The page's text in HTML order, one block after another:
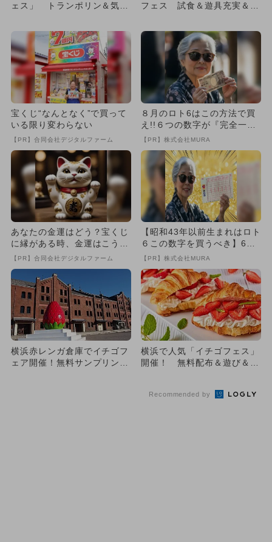
ェス」 トランポリン＆気球
フェス 試食＆遊具充実＆ス
宝くじ“なんとなく”で買って
いる限り変わらない
【PR】合同会社デジタルファーム
８月のロト6はこの方法で買
え!!６つの数字が『完全一
致』する方法
【PR】株式会社MURA
あなたの金運はどう？宝くじ
に縁がある時、金運はこう変
わる
【PR】合同会社デジタルファーム
【昭和43年以前生まれはロト
６この数字を買うべき】6つ
の数字が「完全一致」する
【PR】株式会社MURA
横浜赤レンガ倉庫でイチゴフ
ェア開催！無料サンプリング
横浜で人気「イチゴフェス」
開催！ 無料配布＆遊び＆食
Recommended by